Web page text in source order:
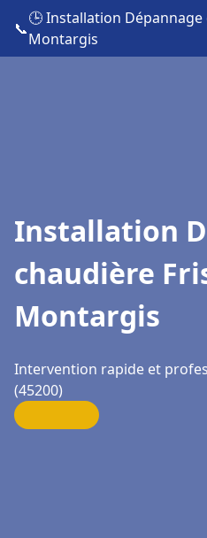
📞
🕒 Installation
Montargis
Installation
chaudière
Montargis
Intervention rapide et
(45200)